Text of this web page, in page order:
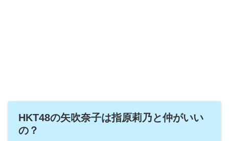
HKT48の矢吹奈子は指原莉乃と仲がいい
の？